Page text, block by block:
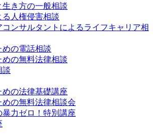
生き方の一般相談
る人権侵害相談
コンサルタントによるライフキャリア相
めの電話相談
めの無料法律相談
談
めの法律基礎講座
めの無料法律相談会
暴力ゼロ！特別講座